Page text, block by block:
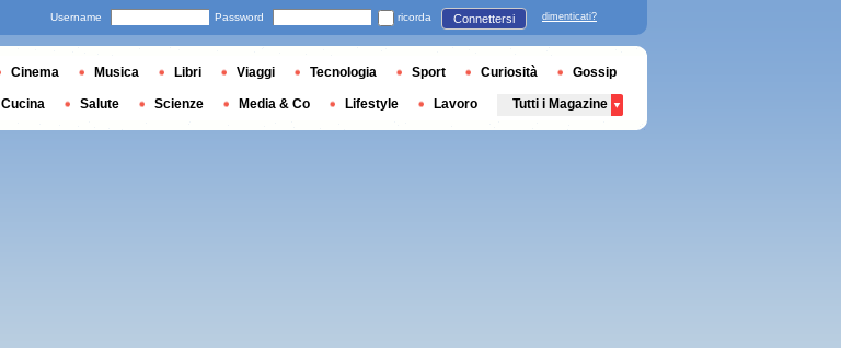
Username Password ricorda Connettersi dimenticati?
Cinema Musica Libri Viaggi Tecnologia Sport Curiosità Gossip
Cucina Salute Scienze Media & Co Lifestyle Lavoro Tutti i Magazine